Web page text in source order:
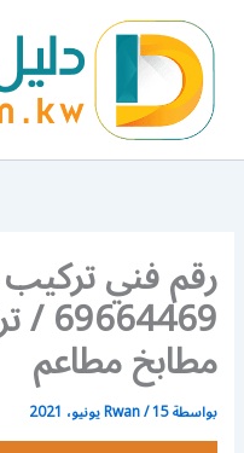
المحتوى
رقم فني
مطابخ مطاعم
بواسطة Rwan/15 يونيو، 2021